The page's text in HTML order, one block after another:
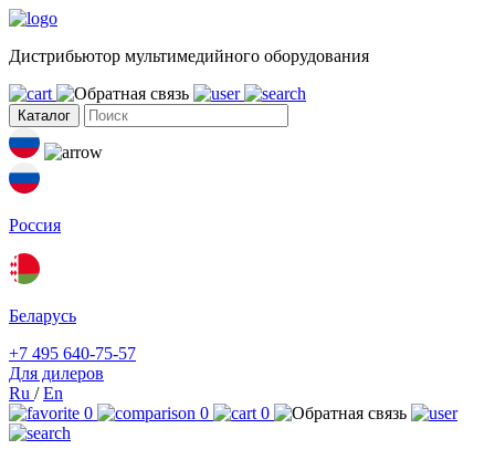
Дистрибьютор мультимедийного оборудования
Каталог
Россия
Беларусь
+7 495 640-75-57
Для дилеров
Ru /En
0
0 0